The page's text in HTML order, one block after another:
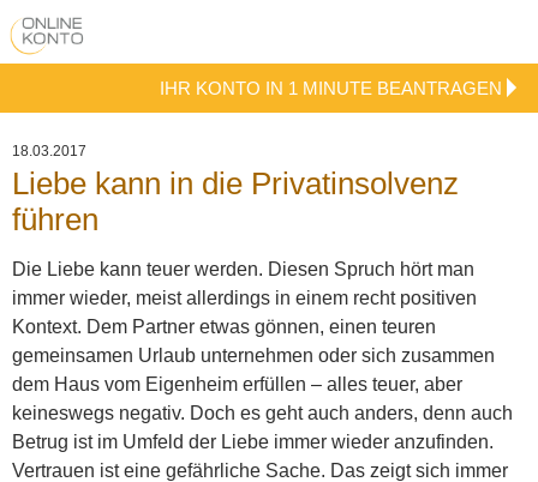
IHR KONTO IN 1 MINUTE BEANTRAGEN
18.03.2017
Liebe kann in die Privatinsolvenz
führen
Die Liebe kann teuer werden. Diesen Spruch hört man
immer wieder, meist allerdings in einem recht positiven
Kontext. Dem Partner etwas gönnen, einen teuren
gemeinsamen Urlaub unternehmen oder sich zusammen
dem Haus vom Eigenheim erfüllen – alles teuer, aber
keineswegs negativ. Doch es geht auch anders, denn auch
Betrug ist im Umfeld der Liebe immer wieder anzufinden.
Vertrauen ist eine gefährliche Sache. Das zeigt sich immer